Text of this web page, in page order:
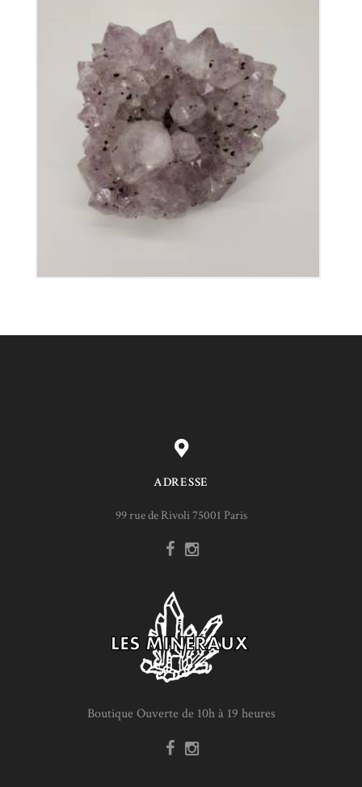
Améthyste du Brésil
80€
ADRESSE
99 rue de Rivoli 75001 Paris
Boutique Ouverte de 10h à 19 heures